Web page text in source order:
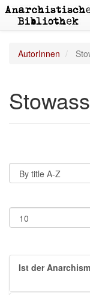
AutorInnen
Ist der